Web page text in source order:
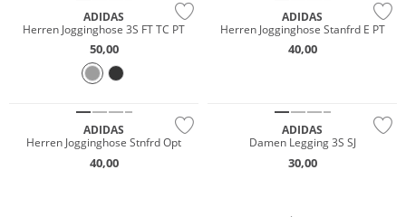
ADIDAS
Herren Jogginghose 3S FT TC PT
50,00
ADIDAS
Herren Jogginghose Stanfrd E PT
40,00
ADIDAS
Herren Jogginghose Stnfrd Opt
40,00
ADIDAS
Damen Legging 3S SJ
30,00